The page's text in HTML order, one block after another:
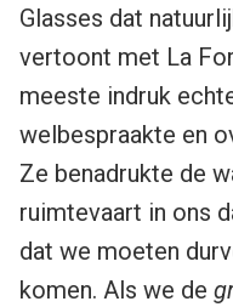
Glasses dat
vertoont met La
meeste indruk
welbespraakte en
Ze benadrukte de
ruimtevaart in ons
dat we moeten
komen. Als we de